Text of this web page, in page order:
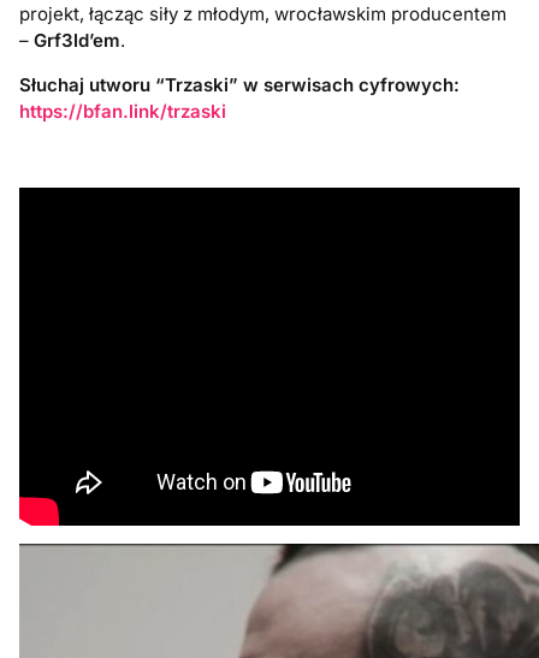
projekt, łącząc siły z młodym, wrocławskim producentem
–Grf3ld’em.
Słuchaj utworu “Trzaski” w serwisach cyfrowych:
https://bfan.link/trzaski